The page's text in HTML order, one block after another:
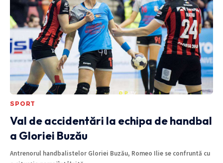
SPORT
Val de accidentări la echipa de handbal
a Gloriei Buzău
Antrenorul handbalistelor Gloriei Buzău, Romeo Ilie se confruntă cu